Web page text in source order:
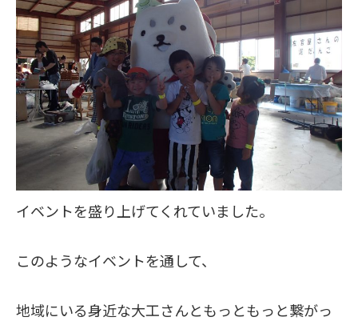
イベントを盛り上げてくれていました。
このようなイベントを通して、
地域にいる身近な大工さんともっともっと繋がっ